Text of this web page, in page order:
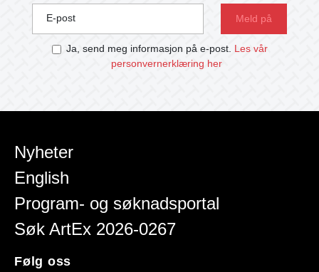
E-post
Ja, send meg informasjon på e-post. Les vår
personvernerklæring her
Nyheter
English
Program- og søknadsportal
Søk ArtEx 2026-0267
Følg oss